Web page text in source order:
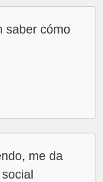
saber cómo
me da